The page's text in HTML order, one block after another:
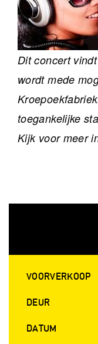
Dit concert
wordt mede
toegankelijke
Kijk voor meer
VOORVERKOOP
DEUR
DATUM